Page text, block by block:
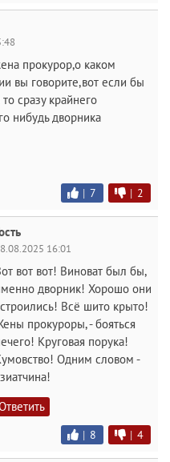
прокурор,о каком
вы говорите,вот если бы
сразу крайнего
нибудь дворника
| 7 | 2
16:01
вот вот! Виноват был бы,
дворник! Хорошо они
Всё шито крыто!
прокуроры, - бояться
Круговая порука!
Одним словом -
| 8 | 4